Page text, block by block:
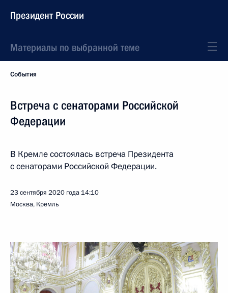
Президент России
Материалы по выбранной теме
События
Встреча с сенаторами Российской
Федерации
В Кремле состоялась встреча Президента
с сенаторами Российской Федерации.
23 сентября 2020 года 14:10
Москва, Кремль